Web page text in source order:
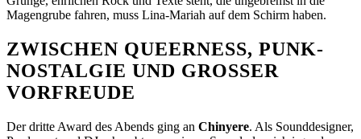
Magengrube fahren, muss Lina-Mariah auf dem Schirm haben.
ZWISCHEN QUEERNESS, PUNK-
NOSTALGIE UND GROSSER V
ORFREUDE
Der dritte Award des Abends ging an Chinyere. Als Sounddesigner,